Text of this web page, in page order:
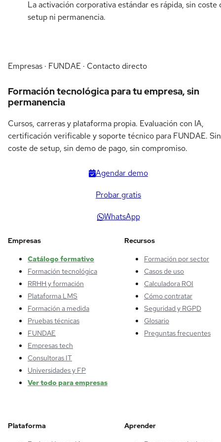
La activación corporativa estándar es rápida, sin coste
setup ni permanencia.
Empresas · FUNDAE · Contacto directo
Formación tecnológica para tu empresa, sin
permanencia
Cursos, carreras y plataforma propia. Evaluación con IA,
certificación verificable y soporte técnico para FUNDAE. Sin
coste de setup, sin demo de pago, sin compromiso.
Agendar demo
Probar gratis
WhatsApp
Empresas
Catálogo formativo
Formación tecnológica
RRHH y formación
Plataforma LMS
Formación a medida
Pruebas técnicas
FUNDAE
Empresas tech
Consultoras IT
Universidades y FP
Ver todo para empresas
Recursos
Formación por sector
Casos de uso
Calculadora ROI
Cómo contratar
Seguridad y RGPD
Glosario
Preguntas frecuentes
Plataforma Aprender